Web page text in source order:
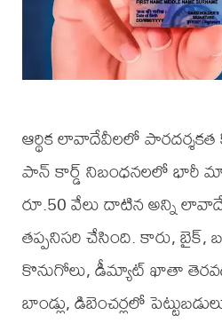
ఆర్థిక లావాదేవీలలో పారదర్శకత
పాన్ కార్డ్ నిబంధనలలో భారీ
రూ.50 వేలు దాటిన అన్ని
తప్పనిసరి చేసింది. కారు, బైక్,
కొనుగోలు, డీమ్యాట్ ఖాతా
బాండ్లు, డిబెంచర్లలో